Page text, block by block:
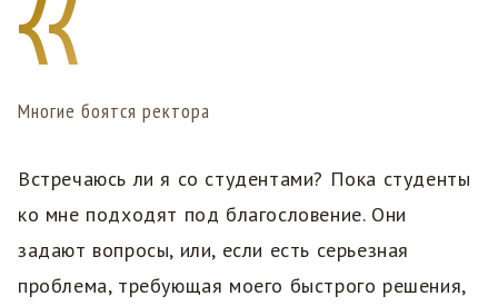
Многие боятся ректора
Встречаюсь ли я со студентами? Пока студенты
ко мне подходят под благословение. Они
задают вопросы, или, если есть серьезная
проблема, требующая моего быстрого решения,